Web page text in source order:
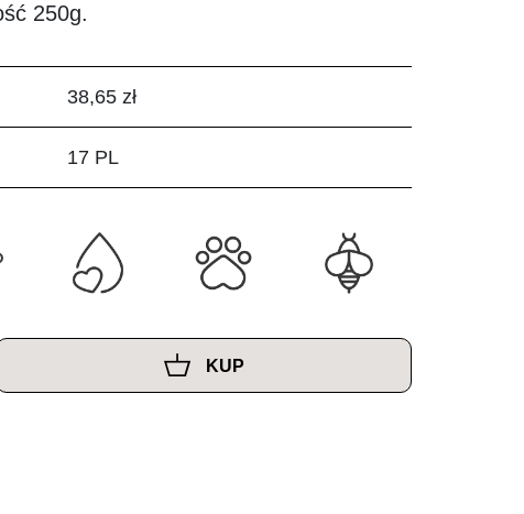
250g.
38,65 zł
17 PL
KUP